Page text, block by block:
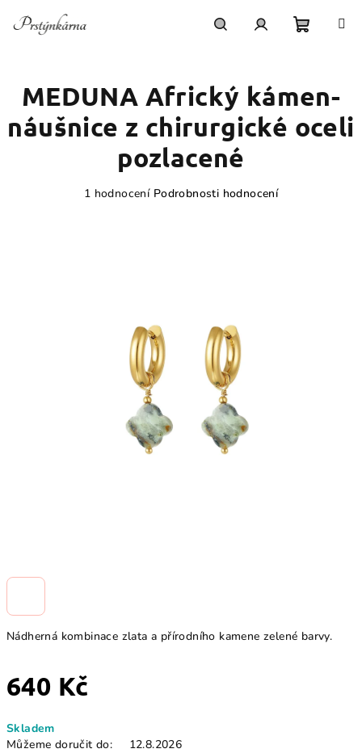
košík
Nádherná kombinace zlata a přírodního kamene zelené barvy.
640 Kč
cena:
Skladem
Můžeme doručit do:
12.8.2026
MEDUNA Africký kámen-
náušnice z chirurgické oceli
pozlacené
1 hodnocení Podrobnosti hodnocení